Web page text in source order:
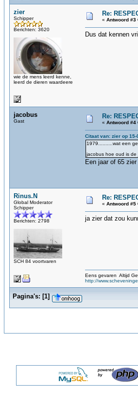
zier
Schipper
Berichten: 3620
wie de mens leerd kenne,
leerd de dieren waardeere
Re:
« Antwoord #3
Dus dat kennen
jacobus
Gast
Re:
« Antwoord #4
Citaat van: zier op 15-
1979..........wat een
jacobus hoe oud is
Een jaar of 65
Rinus.N
Global Moderator
Schipper
Berichten: 2798
SCH 84 voortvaren
Re:
« Antwoord #5
ja zier dat zou
Eens gevaren Altijd
http://
Pagina's: [1]